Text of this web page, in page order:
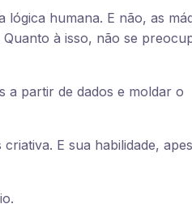
lógica humana. E não, as
à isso, não se
a partir de dados e moldar o
E sua habilidade,